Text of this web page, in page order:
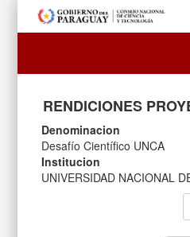
RENDICIONES
Denominacion
Desafío Científico UNCA
Institucion
UNIVERSIDAD NACIONAL